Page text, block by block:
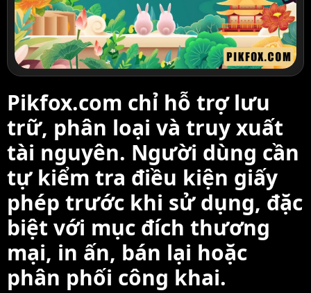
Pikfox.com chỉ hỗ trợ lưu
trữ, phân loại và truy xuất
tài nguyên. Người dùng cần
tự kiểm tra điều kiện giấy
phép trước khi sử dụng, đặc
biệt với mục đích thương
mại, in ấn, bán lại hoặc
phân phối công khai.